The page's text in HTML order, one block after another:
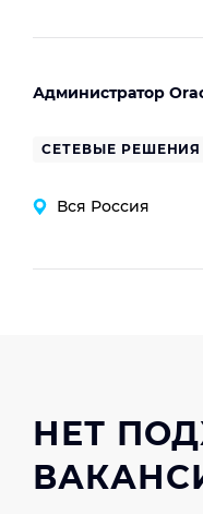
Администратор
СЕТЕВЫЕ РЕШЕНИЯ
Вся Россия
НЕТ